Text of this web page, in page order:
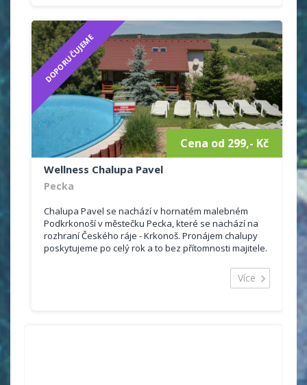
DOPORUČUJEME
Cena od 299,- Kč
Wellness Chalupa Pavel
Pecka
Chalupa Pavel se nachází v hornatém malebném
Podkrkonoší v městečku Pecka, které se nachází na
rozhraní Českého ráje - Krkonoš. Pronájem chalupy
poskytujeme po celý rok a to bez přítomnosti majitele.
Více